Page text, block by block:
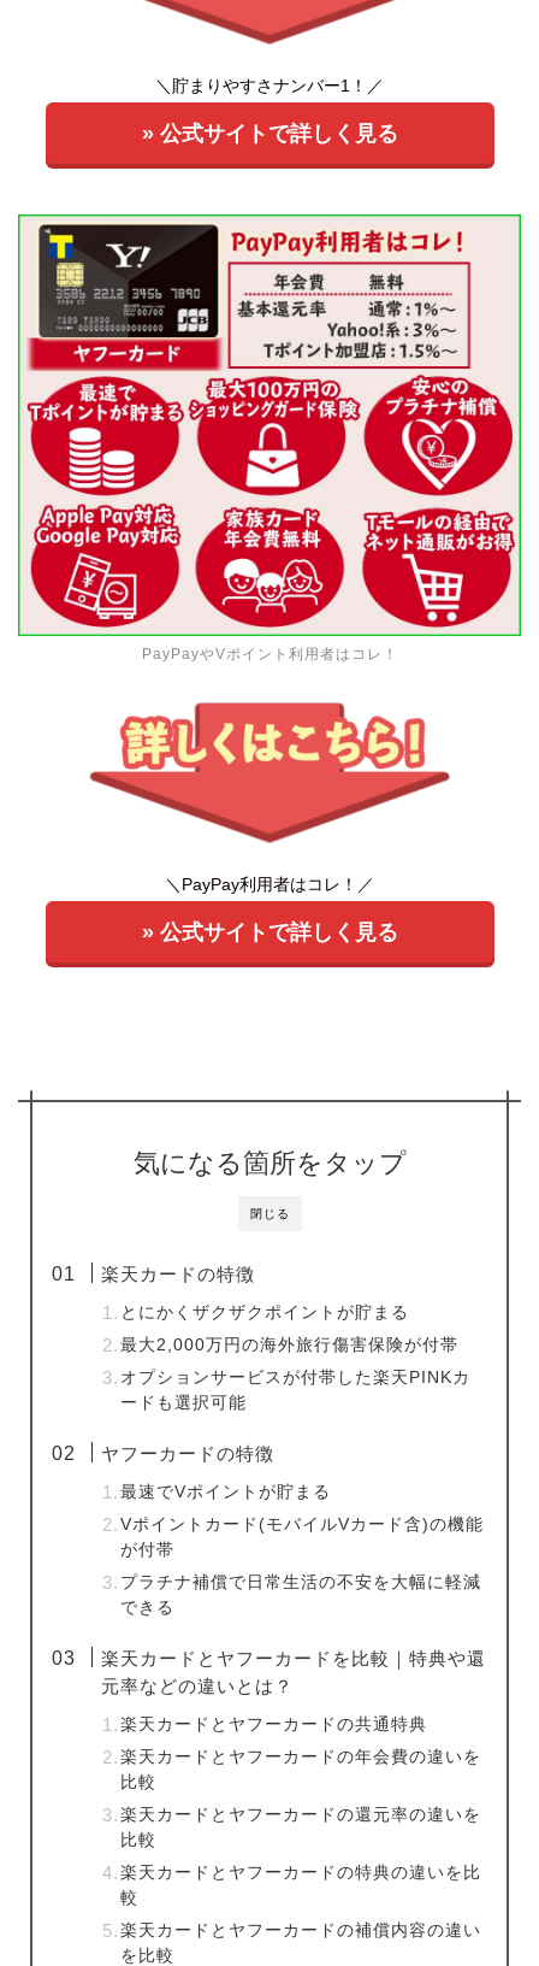
＼貯まりやすさナンバー1！／
» 公式サイトで詳しく見る
PayPayやVポイント利用者はコレ！
＼PayPay利用者はコレ！／
» 公式サイトで詳しく見る
閉じる
気になる箇所をタップ
楽天カードの特徴
とにかくザクザクポイントが貯まる
最大2,000万円の海外旅行傷害保険が付帯
オプションサービスが付帯した楽天PINKカ
ードも選択可能
ヤフーカードの特徴
最速でVポイントが貯まる
Vポイントカード(モバイルVカード含)の機能
が付帯
プラチナ補償で日常生活の不安を大幅に軽減
できる
楽天カードとヤフーカードを比較｜特典や還
元率などの違いとは？
楽天カードとヤフーカードの共通特典
楽天カードとヤフーカードの年会費の違いを
比較
楽天カードとヤフーカードの還元率の違いを
比較
楽天カードとヤフーカードの特典の違いを比
較
楽天カードとヤフーカードの補償内容の違い
を比較